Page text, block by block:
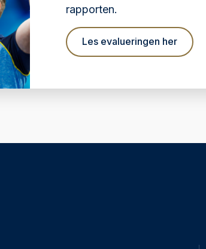
rapporten.
Les evalueringen her